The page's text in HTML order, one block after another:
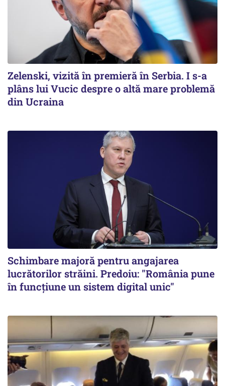
Zelenski, vizită în premieră în Serbia. I s-a
plâns lui Vucic despre o altă mare problemă
din Ucraina
Schimbare majoră pentru angajarea
lucrătorilor străini. Predoiu: "România pune
în funcțiune un sistem digital unic"